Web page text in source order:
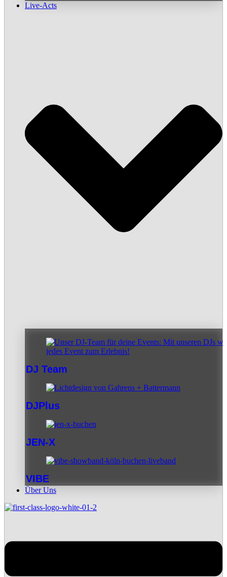
Live-Acts
DJ Team
DJPlus
JEN-X
VIBE
Über Uns